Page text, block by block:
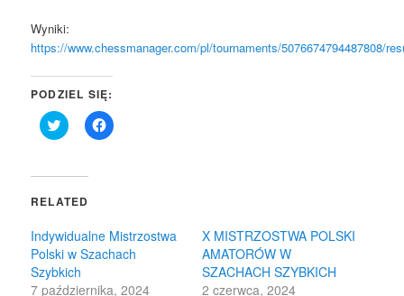
Wyniki:
https://www.chessmanager.com/pl/tournaments/5076674794487808/
PODZIEL SIĘ:
Click
to
(Opens
new
Click
to
RELATED
Indywidualne Mistrzostwa
Polski w Szachach
Szybkich
7 października, 2024
X MISTRZOSTWA POLSKI
AMATORÓW W
SZACHACH SZYBKICH
2 czerwca, 2024